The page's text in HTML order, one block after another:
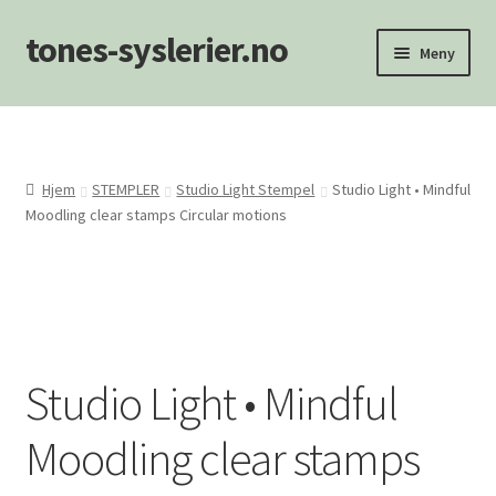
Hopp
til
Hopp
til
tones-syslerier.no Meny
Hjem
Min konto
Personvernerklæring
Salgsvilkår
Hjem STEMPLER Studio Light Stempel
Studio Light • Mindful
Moodling clear stamps Circular motions
Studio Light • Mindful
Moodling clear stamps